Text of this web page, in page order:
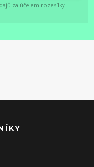
za účelem rozesílky